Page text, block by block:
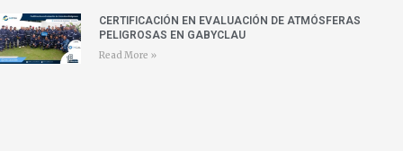
CERTIFICACIÓN EN EVALUACIÓN DE ATMÓSFERAS
PELIGROSAS EN GABYCLAU
Read More »